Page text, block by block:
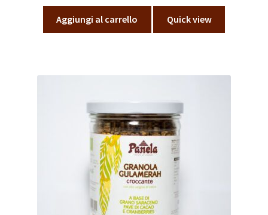
Aggiungi al carrello Quick view